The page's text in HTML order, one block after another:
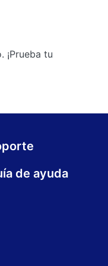
¡Prueba tu
de ayuda